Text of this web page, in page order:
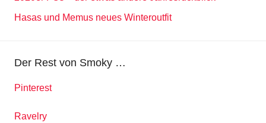
Hasas und Memus neues Winteroutfit
Der Rest von Smoky …
Pinterest
Ravelry